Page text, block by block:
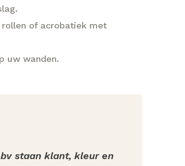
rollen of acrobatiek met
uw wanden.
staan klant, kleur en